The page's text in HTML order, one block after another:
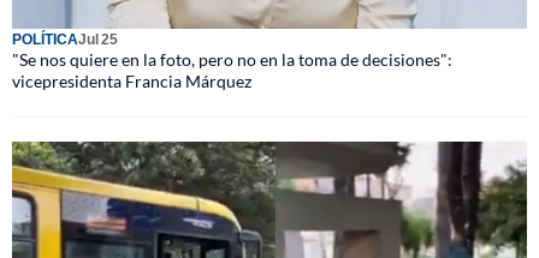
POLÍTICAJul 25
"Se nos quiere en la foto, pero no en la toma de decisiones":
vicepresidenta Francia Márquez